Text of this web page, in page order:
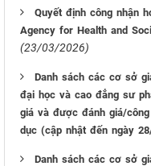
Quyết định công nhận
Agency for Health and
(23/03/2026)
Danh sách các cơ sở
đại học và cao đẳng sư
giá và được đánh giá/
dục (cập nhật đến ngày
Danh sách các cơ sở